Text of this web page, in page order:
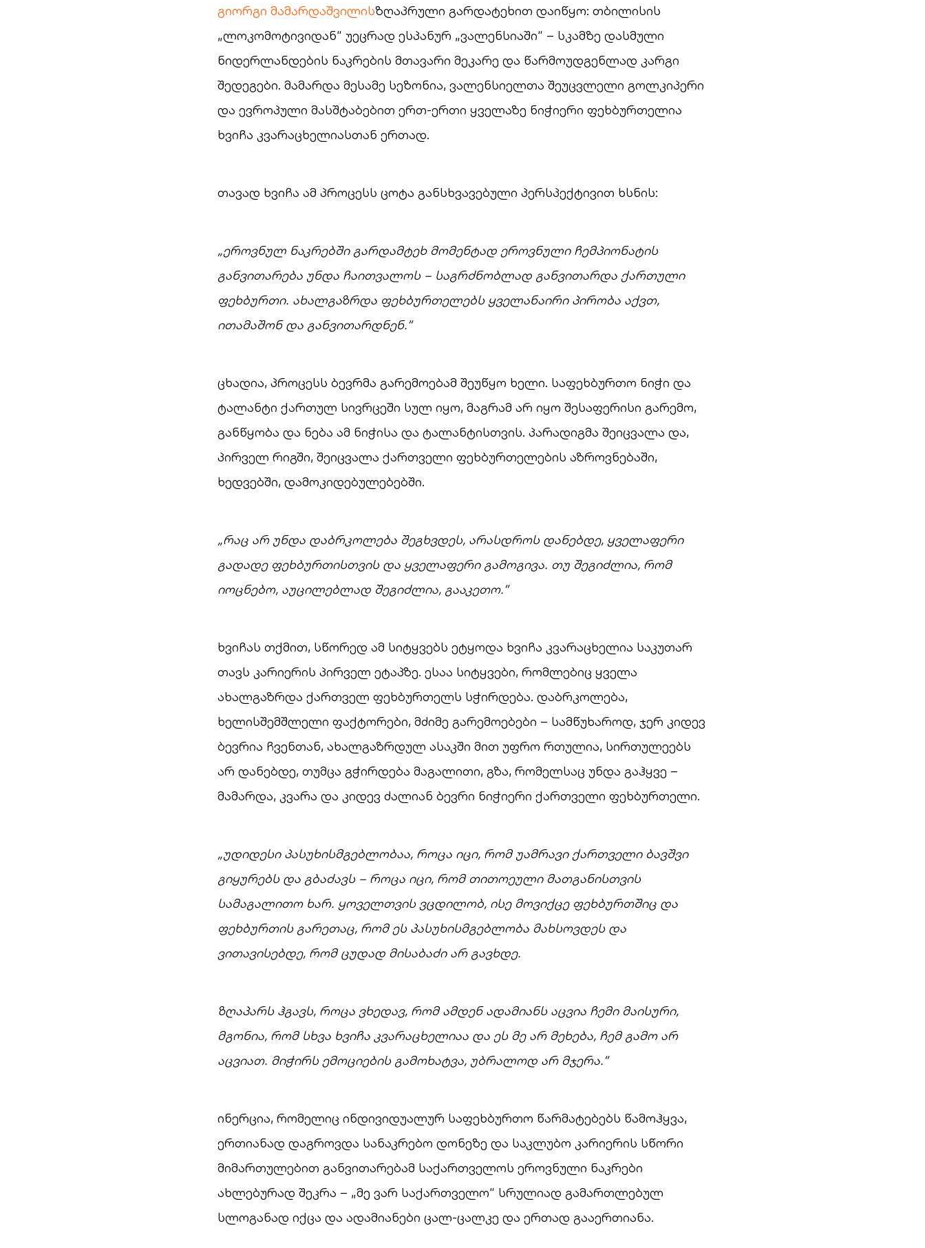
გიორგი მამარდაშვილისზღაპრული გარდატეხით დაიწყო: თბილისის
„ლოკომოტივიდან“ უეცრად ესპანურ „ვალენსიაში“ – სკამზე დასმული
ნიდერლანდების ნაკრების მთავარი მეკარე და წარმოუდგენლად კარგი
შედეგები. მამარდა მესამე სეზონია, ვალენსიელთა შეუცვლელი გოლკიპერი
და ევროპული მასშტაბებით ერთ-ერთი ყველაზე ნიჭიერი ფეხბურთელია
ხვიჩა კვარაცხელიასთან ერთად.
თავად ხვიჩა ამ პროცესს ცოტა განსხვავებული პერსპექტივით ხსნის:
„ეროვნულ ნაკრებში გარდამტეხ მომენტად ეროვნული ჩემპიონატის
განვითარება უნდა ჩაითვალოს – საგრძნობლად განვითარდა ქართული
ფეხბურთი. ახალგაზრდა ფეხბურთელებს ყველანაირი პირობა აქვთ,
ითამაშონ და განვითარდნენ.“
ცხადია, პროცესს ბევრმა გარემოებამ შეუწყო ხელი. საფეხბურთო ნიჭი და
ტალანტი ქართულ სივრცეში სულ იყო, მაგრამ არ იყო შესაფერისი გარემო,
განწყობა და ნება ამ ნიჭისა და ტალანტისთვის. პარადიგმა შეიცვალა და,
პირველ რიგში, შეიცვალა ქართველი ფეხბურთელების აზროვნებაში,
ხედვებში, დამოკიდებულებებში.
„რაც არ უნდა დაბრკოლება შეგხვდეს, არასდროს დანებდე, ყველაფერი
გადადე ფეხბურთისთვის და ყველაფერი გამოგივა. თუ შეგიძლია, რომ
იოცნებო, აუცილებლად შეგიძლია, გააკეთო.“
ხვიჩას თქმით, სწორედ ამ სიტყვებს ეტყოდა ხვიჩა კვარაცხელია საკუთარ
თავს კარიერის პირველ ეტაპზე. ესაა სიტყვები, რომლებიც ყველა
ახალგაზრდა ქართველ ფეხბურთელს სჭირდება. დაბრკოლება,
ხელისშემშლელი ფაქტორები, მძიმე გარემოებები – სამწუხაროდ, ჯერ კიდევ
ბევრია ჩვენთან, ახალგაზრდულ ასაკში მით უფრო რთულია, სირთულეებს
არ დანებდე, თუმცა გჭირდება მაგალითი, გზა, რომელსაც უნდა გაჰყვე –
მამარდა, კვარა და კიდევ ძალიან ბევრი ნიჭიერი ქართველი ფეხბურთელი.
„უდიდესი პასუხისმგებლობაა, როცა იცი, რომ უამრავი ქართველი ბავშვი
გიყურებს და გბაძავს – როცა იცი, რომ თითოეული მათგანისთვის
სამაგალითო ხარ. ყოველთვის ვცდილობ, ისე მოვიქცე ფეხბურთშიც და
ფეხბურთის გარეთაც, რომ ეს პასუხისმგებლობა მახსოვდეს და
ვითავისებდე, რომ ცუდად მისაბაძი არ გავხდე.
ზღაპარს ჰგავს, როცა ვხედავ, რომ ამდენ ადამიანს აცვია ჩემი მაისური,
მგონია, რომ სხვა ხვიჩა კვარაცხელიაა და ეს მე არ მეხება, ჩემ გამო არ
აცვიათ. მიჭირს ემოციების გამოხატვა, უბრალოდ არ მჯერა.“
ინერცია, რომელიც ინდივიდუალურ საფეხბურთო წარმატებებს წამოჰყვა,
ერთიანად დაგროვდა სანაკრებო დონეზე და საკლუბო კარიერის სწორი
მიმართულებით განვითარებამ საქართველოს ეროვნული ნაკრები
ახლებურად შეკრა – „მე ვარ საქართველო“ სრულიად გამართლებულ
სლოგანად იქცა და ადამიანები ცალ-ცალკე და ერთად გააერთიანა.